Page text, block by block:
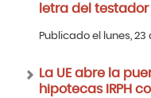
letra del
Publicado el lunes, 23
La UE abre la
hipotecas IRPH